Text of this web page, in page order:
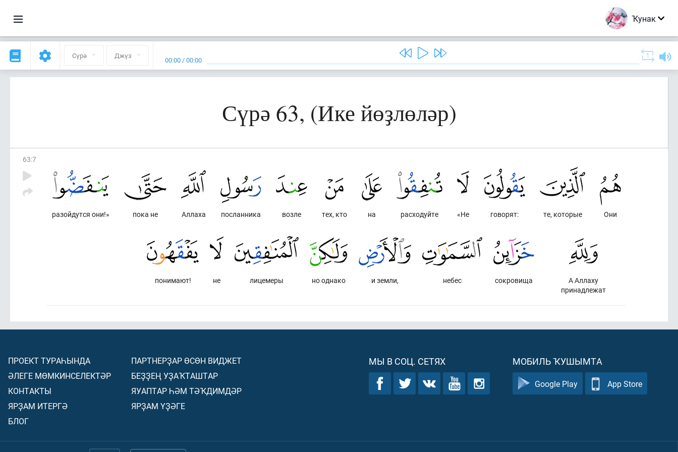
Ҡунак
Сүрә Джүз 00:00 /00:00
Сүрә 63, (Ике йөҙлөләр)
63:7
Они
те, которые
говорят:
«Не
расходуйте
на
тех, кто
возле
посланника
Аллаха
пока не
разойдутся они!»
А Аллаху
принадлежат
сокровища
небес
и земли,
но однако
лицемеры
не
понимают!
ПРОЕКТ ТУРАҺЫНДА
ӘЛЕГЕ МӨМКИНСЕЛЕКТӘР
КОНТАКТЫ
ЯРҘАМ ИТЕРГӘ
БЛОГ
ПАРТНЕРҘАР ӨСӨН ВИДЖЕТ
БЕҘҘЕҢ УҘАҠТАШТАР
ЯУАПТАР ҺӘМ ТӘҠДИМДӘР
ЯРҘАМ ҮҘӘГЕ
МЫ В СОЦ. СЕТЯХ МОБИЛЬ ҠУШЫМТА
Google Play App Store